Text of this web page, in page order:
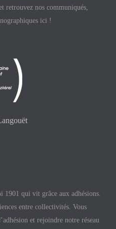
retrouvez nos communiqués,
ici !
1901 qui vit grâce aux adhésions.
entre collectivités. Vous
et rejoindre notre réseau